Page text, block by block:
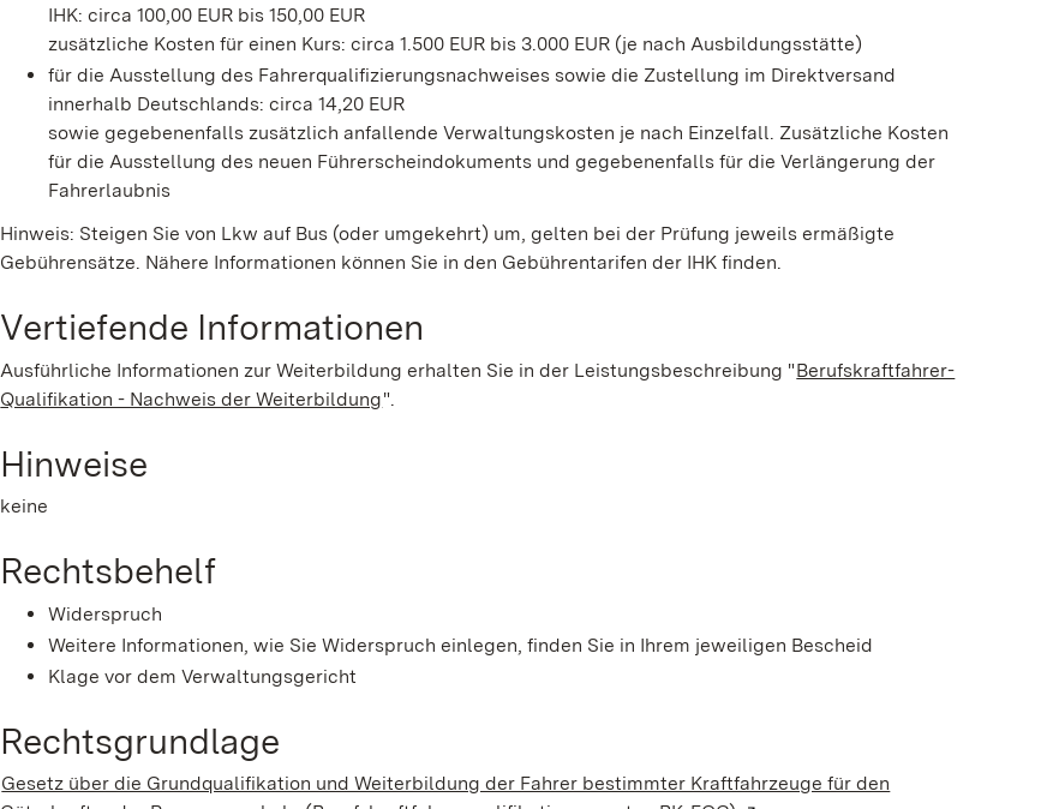
IHK: circa 100,00 EUR bis 150,00 EUR
zusätzliche Kosten für einen Kurs: circa 1.500 EUR bis 3.000 EUR (je nach Ausbildungsstätte)
für die Ausstellung des Fahrerqualifizierungsnachweises sowie die Zustellung im Direktversand
innerhalb Deutschlands: circa 14,20 EUR
sowie gegebenenfalls zusätzlich anfallende Verwaltungskosten je nach Einzelfall. Zusätzliche Kosten
für die Ausstellung des neuen Führerscheindokuments und gegebenenfalls für die Verlängerung der
Fahrerlaubnis
Hinweis: Steigen Sie von Lkw auf Bus (oder umgekehrt) um, gelten bei der Prüfung jeweils ermäßigte
Gebührensätze. Nähere Informationen können Sie in den Gebührentarifen der IHK finden.
Vertiefende Informationen
Ausführliche Informationen zur Weiterbildung erhalten Sie in der Leistungsbeschreibung "Berufskraftfahrer-
Qualifikation - Nachweis der Weiterbildung".
Hinweise
keine
Rechtsbehelf
Widerspruch
Weitere Informationen, wie Sie Widerspruch einlegen, finden Sie in Ihrem jeweiligen Bescheid
Klage vor dem Verwaltungsgericht
Rechtsgrundlage
Gesetz über die Grundqualifikation und Weiterbildung der Fahrer bestimmter Kraftfahrzeuge für den